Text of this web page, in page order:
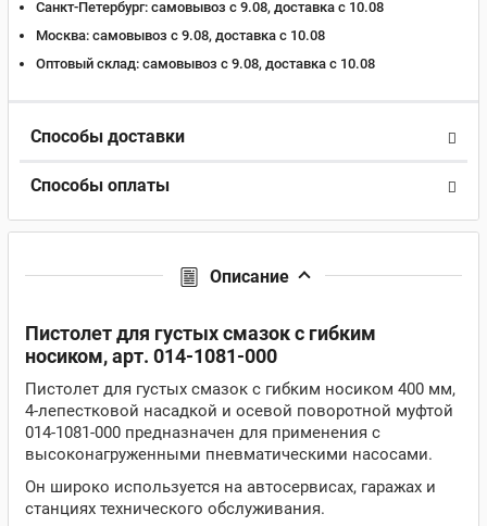
Санкт-Петербург: самовывоз с 9.08, доставка c 10.08
Москва: самовывоз с 9.08, доставка c 10.08
Оптовый склад: самовывоз с 9.08, доставка c 10.08
Способы доставки
Способы оплаты
Описание
Пистолет для густых смазок с гибким
носиком, арт. 014-1081-000
Пистолет для густых смазок с гибким носиком 400 мм,
4-лепестковой насадкой и осевой поворотной муфтой
014-1081-000 предназначен для применения с
высоконагруженными пневматическими насосами.
Он широко используется на автосервисах, гаражах и
станциях технического обслуживания.